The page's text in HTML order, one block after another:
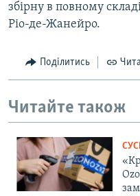
збірну в повному
Ріо-де-Жанейро.
Поділитись
Читайте також